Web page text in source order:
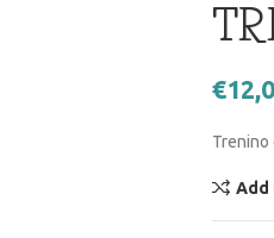
€
Trenino
Add